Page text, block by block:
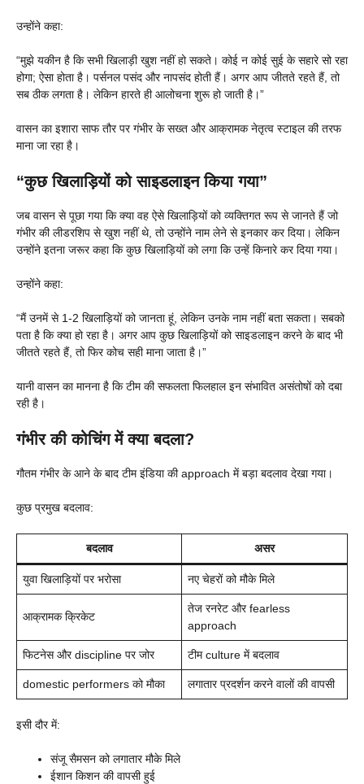
उन्होंने कहा:
“मुझे यकीन है कि सभी खिलाड़ी खुश नहीं हो सकते। कोई न कोई सुई के सहारे सो रहा
होगा; ऐसा होता है। पर्सनल पसंद और नापसंद होती हैं। अगर आप जीतते रहते हैं, तो
सब ठीक लगता है। लेकिन हारते ही आलोचना शुरू हो जाती है।”
वासन का इशारा साफ तौर पर गंभीर के सख्त और आक्रामक नेतृत्व स्टाइल की तरफ
माना जा रहा है।
“कुछ खिलाड़ियों को साइडलाइन किया गया”
जब वासन से पूछा गया कि क्या वह ऐसे खिलाड़ियों को व्यक्तिगत रूप से जानते हैं जो
गंभीर की लीडरशिप से खुश नहीं थे, तो उन्होंने नाम लेने से इनकार कर दिया। लेकिन
उन्होंने इतना जरूर कहा कि कुछ खिलाड़ियों को लगा कि उन्हें किनारे कर दिया गया।
उन्होंने कहा:
“मैं उनमें से 1-2 खिलाड़ियों को जानता हूं, लेकिन उनके नाम नहीं बता सकता। सबको
पता है कि क्या हो रहा है। अगर आप कुछ खिलाड़ियों को साइडलाइन करने के बाद भी
जीतते रहते हैं, तो फिर कोच सही माना जाता है।”
यानी वासन का मानना है कि टीम की सफलता फिलहाल इन संभावित असंतोषों को दबा
रही है।
गंभीर की कोचिंग में क्या बदला?
गौतम गंभीर के आने के बाद टीम इंडिया की approach में बड़ा बदलाव देखा गया।
कुछ प्रमुख बदलाव:
बदलाव असर
युवा खिलाड़ियों पर भरोसा नए चेहरों को मौके मिले
आक्रामक क्रिकेट
तेज रनरेट और fearless
approach
फिटनेस और discipline पर जोर टीम culture में बदलाव
domestic performers को मौका लगातार प्रदर्शन करने वालों की वापसी
इसी दौर में:
संजू सैमसन को लगातार मौके मिले
ईशान किशन की वापसी हुई